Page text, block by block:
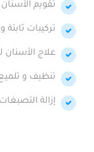
تقويم الأسنان
تركيبات ثابتة
علاج الأسنان
تنظيف و تلميع
إزالة